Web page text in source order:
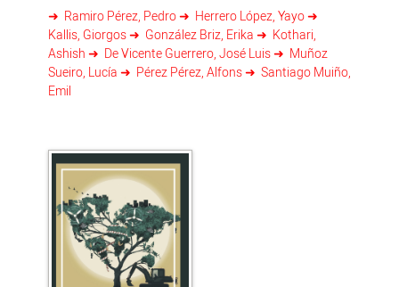
justa. Un tema fundamental para el futuro de nuestro
planeta y que pide urgentemente un diagnóstico crítico
de la situación actual. Escriben Yayo Herrero, Nancy
Fraser, Thea Riofrancos, Giorgos Kallis, Ashish Kothari,
Mariana Mazzucato y muchas más. mirar-se i veure’s i
reconéixer-se, a qualsevol edat. Un llibre de poesia per a
Ramiro Pérez, Pedro
Herrero López, Yayo
Kallis, Giorgos
González Briz, Erika
Kothari,
Ashish
De Vicente Guerrero, José Luis
Muñoz
Sueiro, Lucía
Pérez Pérez, Alfons
Santiago Muiño,
Emil